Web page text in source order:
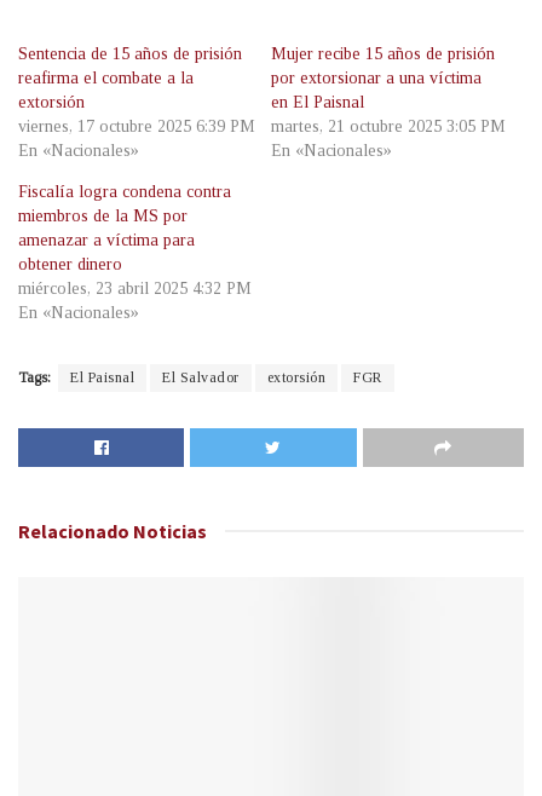
Sentencia de 15 años de prisión
reafirma el combate a la
extorsión
viernes, 17 octubre 2025 6:39 PM
En «Nacionales»
Mujer recibe 15 años de prisión
por extorsionar a una víctima
en El Paisnal
martes, 21 octubre 2025 3:05 PM
En «Nacionales»
Fiscalía logra condena contra
miembros de la MS por
amenazar a víctima para
obtener dinero
miércoles, 23 abril 2025 4:32 PM
En «Nacionales»
Tags: El Paisnal El Salvador extorsión FGR
Relacionado Noticias